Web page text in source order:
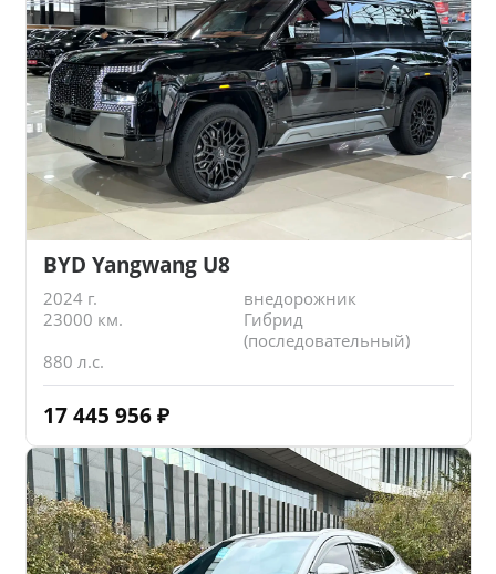
BYD Yangwang U8
2024 г.
внедорожник
23000 км.
Гибрид
(последовательный)
880 л.с.
17 445 956 ₽